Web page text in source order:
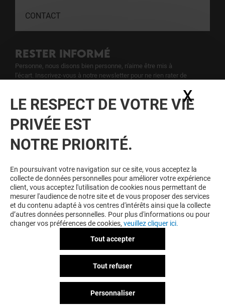
CONTACT
RESTER INFORMÉ
Personne, nous disons bien personne, n'aime être mis à
l'écart. Inscrivez-vous à notre newsletter pour ne rien rater de
Voir notre politique de protection des
données personelles.
FIDELE
Devenez membre de Belle Epine & Moi pour
bénéficier d'avantages, d'offres et de services
exclusifs dans votre Centre Commercial Belle Epine
et chez nos partenaires.
Règlement Intérieur
LE RESPECT DE VOTRE VIE
PRIVÉE EST
NOTRE PRIORITÉ.
En poursuivant votre navigation sur ce site, vous acceptez la
collecte de données personnelles pour améliorer votre expérience
client, vous acceptez l'utilisation de cookies nous permettant de
mesurer l'audience de notre site et de vous proposer des services
et du contenu adapté à vos centres d'intérêts ainsi que la collecte
d’autres données personnelles. Pour plus d'informations ou pour
changer vos préférences de cookies, veuillez cliquer ici.
Tout accepter
Tout refuser
Personnaliser
X